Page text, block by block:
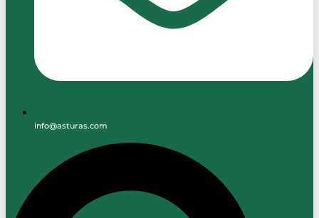
info@asturas.com